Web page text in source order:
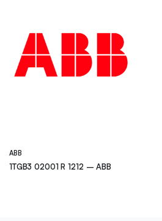
ABB
1TGB3 02001 R 1212 – ABB